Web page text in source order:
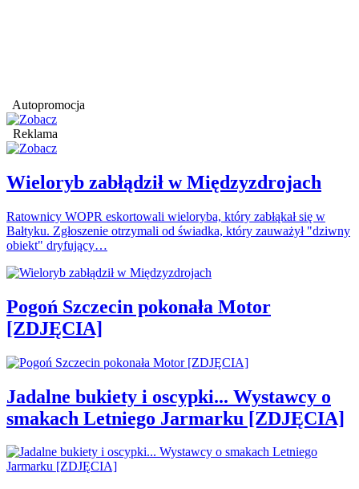
Autopromocja
Reklama
Wieloryb zabłądził w Międzyzdrojach
Ratownicy WOPR eskortowali wieloryba, który zabłąkał się w
Bałtyku. Zgłoszenie otrzymali od świadka, który zauważył "dziwny
obiekt" dryfujący…
Pogoń Szczecin pokonała Motor
[ZDJĘCIA]
Jadalne bukiety i oscypki... Wystawcy o
smakach Letniego Jarmarku [ZDJĘCIA]